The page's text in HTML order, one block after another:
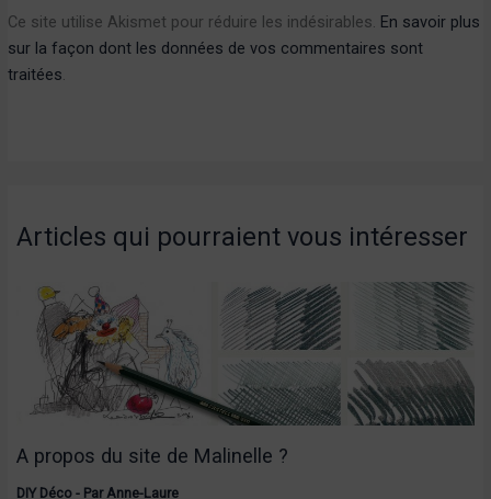
Ce site utilise Akismet pour réduire les indésirables. En savoir plus
sur la façon dont les données de vos commentaires sont
traitées.
Articles qui pourraient vous intéresser
A propos du site de Malinelle ?
DIY Déco- ParAnne-Laure